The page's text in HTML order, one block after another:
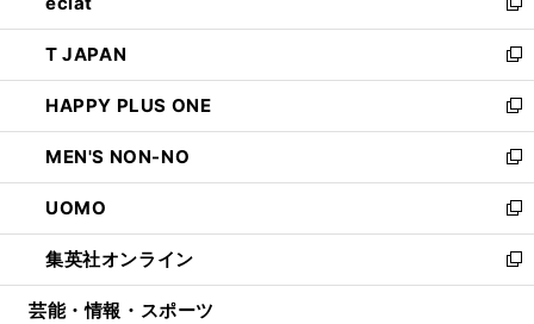
開
く
ド
ウ
で
開
く
ィ
ン
ド
ウ
で
開
く
い
ウ
ィ
ン
ド
ウ
で
開
く
新
し
い
ウ
ィ
ン
ド
ウ
で
開
く
T JAPAN
新
し
い
ウ
ィ
ン
ド
ウ
で
開
HAPPY PLUS ONE
新
し
い
ウ
ィ
ン
ド
ウ
MEN'S NON-NO
新
し
い
ウ
ィ
ン
UOMO
新
し
い
ウ
集英社オンライン
新
し
芸能・情報・スポーツ